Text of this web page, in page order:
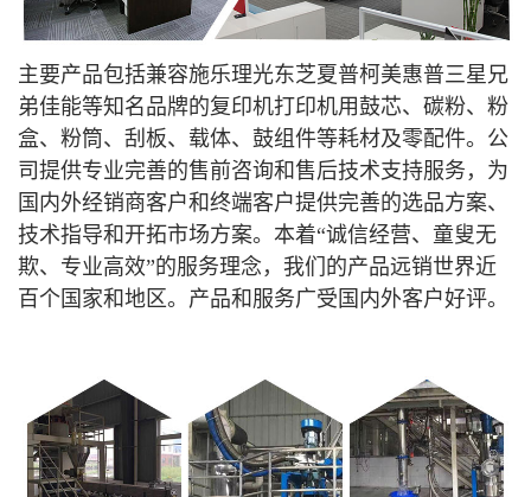
主要产品包括兼容施乐理光东芝夏普柯美惠普三星兄
弟佳能等知名品牌的复印机打印机用鼓芯、碳粉、粉
盒、粉筒、刮板、载体、鼓组件等耗材及零配件。公
司提供专业完善的售前咨询和售后技术支持服务，为
国内外经销商客户和终端客户提供完善的选品方案、
技术指导和开拓市场方案。本着“诚信经营、童叟无
欺、专业高效”的服务理念，我们的产品远销世界近
百个国家和地区。产品和服务广受国内外客户好评。